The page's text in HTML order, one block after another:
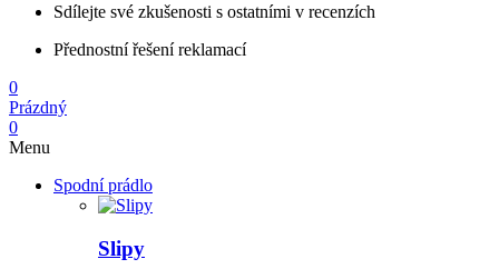
Sdílejte své zkušenosti s ostatními v recenzích
Přednostní řešení reklamací
0
Prázdný
0
Menu
Spodní prádlo
Slipy